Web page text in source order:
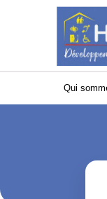
Panneau de
Qui